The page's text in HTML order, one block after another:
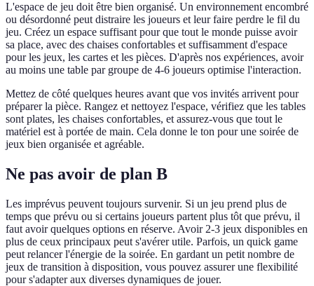
L'espace de jeu doit être bien organisé. Un environnement encombré
ou désordonné peut distraire les joueurs et leur faire perdre le fil du
jeu. Créez un espace suffisant pour que tout le monde puisse avoir
sa place, avec des chaises confortables et suffisamment d'espace
pour les jeux, les cartes et les pièces. D'après nos expériences, avoir
au moins une table par groupe de 4-6 joueurs optimise l'interaction.
Mettez de côté quelques heures avant que vos invités arrivent pour
préparer la pièce. Rangez et nettoyez l'espace, vérifiez que les tables
sont plates, les chaises confortables, et assurez-vous que tout le
matériel est à portée de main. Cela donne le ton pour une soirée de
jeux bien organisée et agréable.
Ne pas avoir de plan B
Les imprévus peuvent toujours survenir. Si un jeu prend plus de
temps que prévu ou si certains joueurs partent plus tôt que prévu, il
faut avoir quelques options en réserve. Avoir 2-3 jeux disponibles en
plus de ceux principaux peut s'avérer utile. Parfois, un quick game
peut relancer l'énergie de la soirée. En gardant un petit nombre de
jeux de transition à disposition, vous pouvez assurer une flexibilité
pour s'adapter aux diverses dynamiques de jouer.